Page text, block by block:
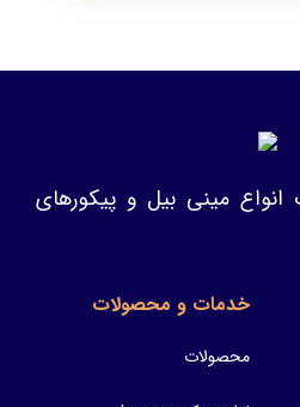
مینی بیل و پیکورهای
خدمات و محصولات
محصولات